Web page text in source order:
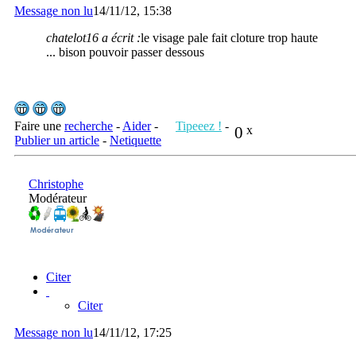
Message non lu14/11/12, 15:38
chatelot16 a écrit :le visage pale fait cloture trop haute
... bison pouvoir passer dessous
0 x
Faire une recherche - Aider- Tipeeez ! -
Publier un article - Netiquette
Christophe
Modérateur
Citer
Citer
Message non lu14/11/12, 17:25